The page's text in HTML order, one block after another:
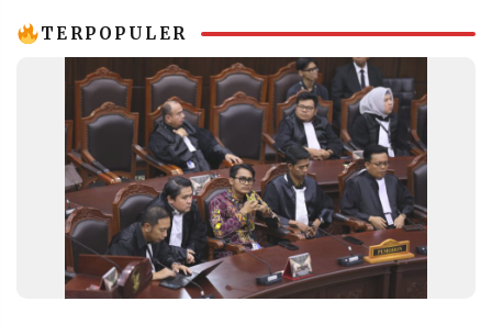
IKUTI
TERPOPULER